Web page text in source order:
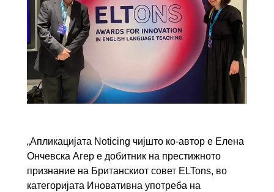
„Апликацијата Noticing чијшто ко-автор е Елена
Ончевска Агер е добитник на престижното
признание на Британскиот совет ELTons, во
категоријата Иновативна употрeба на